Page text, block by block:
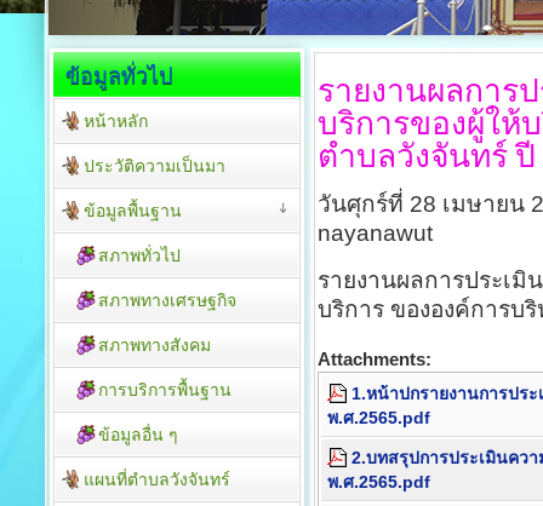
รายงานผลการ
บริการของผู้ให้
ตำบลวังจันทร์
วันศุกร์ที่ 28 เมษายน
nayanawut
รายงานผลการประเมิ
บริการ ขององค์การบ
Attachments:
1.หน้าปกรายงานการปร
พ.ศ.2565.pdf
2.บทสรุปการประเมินคว
พ.ศ.2565.pdf
ข้อมูลทั่วไป
หน้าหลัก
ประวัติความเป็นมา
ข้อมูลพื้นฐาน
สภาพทั่วไป
สภาพทางเศรษฐกิจ
สภาพทางสังคม
การบริการพื้นฐาน
ข้อมูลอื่น ๆ
แผนที่ตำบลวังจันทร์